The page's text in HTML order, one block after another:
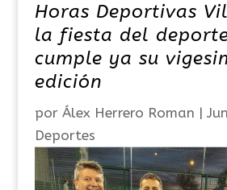
Horas Deportivas
la fiesta del
cumple ya su
edición
por Álex Herrero Roman |
Deportes